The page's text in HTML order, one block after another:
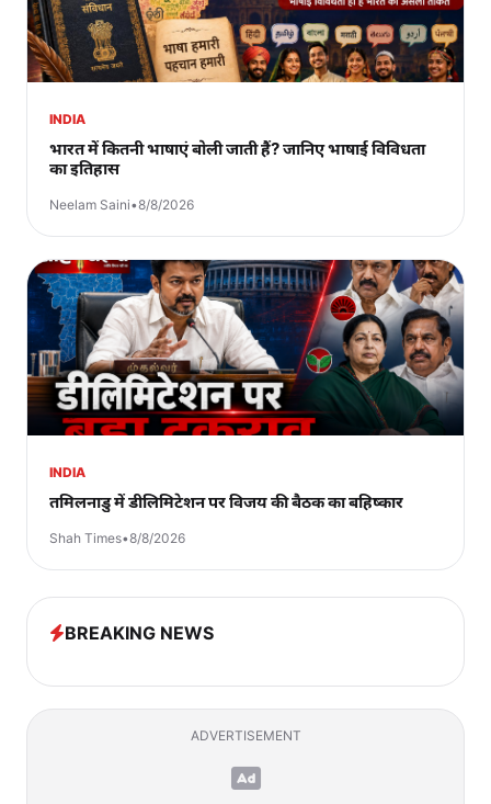
INDIA
भारत में कितनी भाषाएं बोली जाती हैं? जानिए भाषाई विविधता
का इतिहास
Neelam Saini•8/8/2026
INDIA
तमिलनाडु में डीलिमिटेशन पर विजय की बैठक का बहिष्कार
Shah Times•8/8/2026
BREAKING NEWS
ADVERTISEMENT